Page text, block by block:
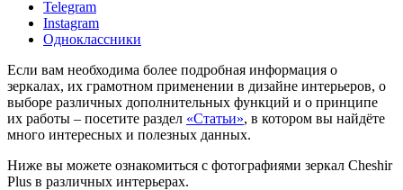
Telegram
Instagram
Одноклассники
Если вам необходима более подробная информация о
зеркалах, их грамотном применении в дизайне интерьеров, о
выборе различных дополнительных функций и о принципе
их работы – посетите раздел «Статьи», в котором вы найдёте
много интересных и полезных данных.
Ниже вы можете ознакомиться с фотографиями зеркал Cheshir
Plus в различных интерьерах.